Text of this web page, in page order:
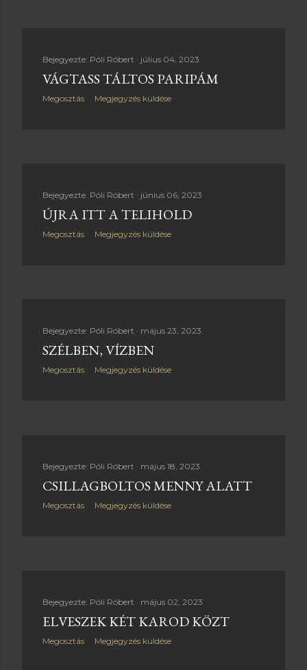
Bejegyezte: Póli Róbert július 04, 2023
VÁGTASS TÁLTOS PARIPÁM
Megosztás Megjegyzés küldése
Bejegyezte: Póli Róbert június 06, 2023
ÚJRA ITT A TELIHOLD
Megosztás Megjegyzés küldése
Bejegyezte: Póli Róbert május 23, 2023
SZÉLBEN, VÍZBEN
Megosztás Megjegyzés küldése
Bejegyezte: Póli Róbert május 18, 2023
CSILLAGBOLTOS MENNY ALATT
Megosztás Megjegyzés küldése
Bejegyezte: Póli Róbert május 02, 2023
ELVESZEK KÉT KAROD KÖZT
Megosztás Megjegyzés küldése